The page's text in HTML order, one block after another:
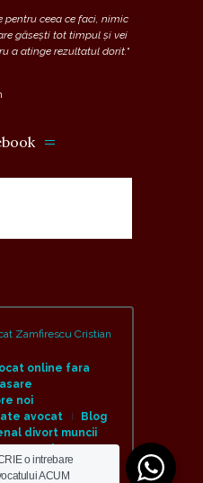
pentru ceea ce faci, nimic
găsești tot timpul și vei
a atinge rezultatul dorit.“
Zamfirescu Cristian
online fara
noi
avocat
Blog
divort muncii
amenzi
online
o intrebare
ACUM